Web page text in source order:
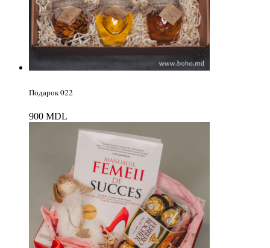
Подарок 022
900 MDL